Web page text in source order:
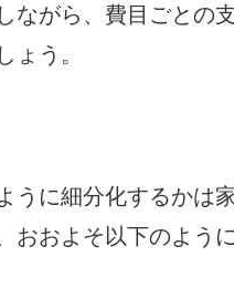
ながら、費目ごとの
ょう。
うに細分化するかは
おおよそ以下のよう